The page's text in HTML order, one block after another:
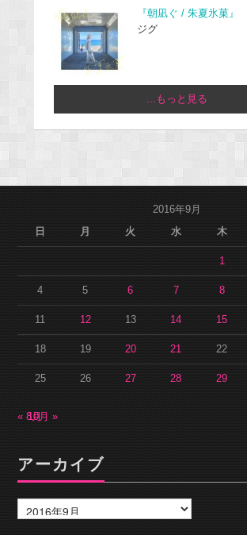
『朝凪ぐ / 朱夏氷菓』
ジグ
...もっと見る
2016年9月
日
月 火 水 木
1
4 5 6 7 8
11 12 13 14 15
18 19 20 21 22
25 26 27 28 29
« 8月
10月 »
アーカイブ
ー
カ